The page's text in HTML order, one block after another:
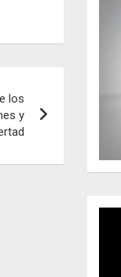
los
y